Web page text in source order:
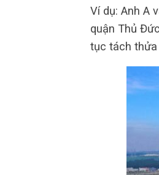
Ví dụ: Anh A
quận Thủ
tục tách